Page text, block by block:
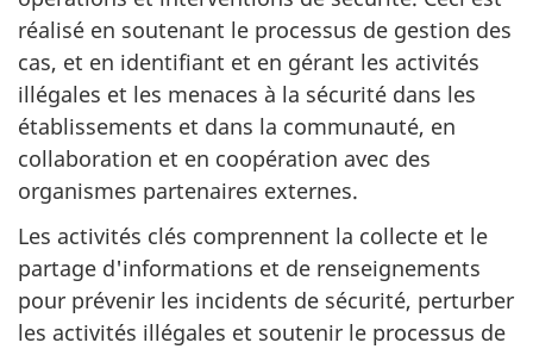
réalisé en soutenant le processus de gestion des
cas, et en identifiant et en gérant les activités
illégales et les menaces à la sécurité dans les
établissements et dans la communauté, en
collaboration et en coopération avec des
organismes partenaires externes.
Les activités clés comprennent la collecte et le
partage d'informations et de renseignements
pour prévenir les incidents de sécurité, perturber
les activités illégales et soutenir le processus de